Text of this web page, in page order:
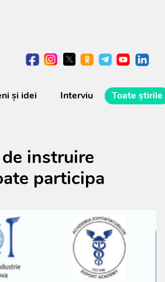
şi idei Interviu Toate știrile
instruire
participa